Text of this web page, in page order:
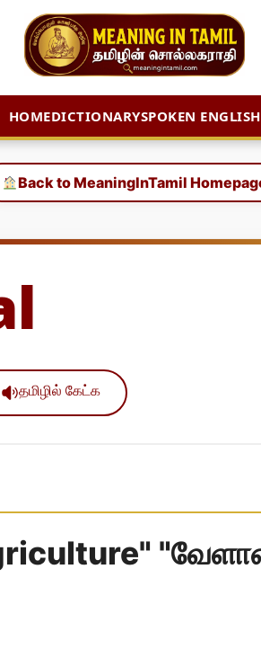
HOMEDICTIONARYSPOKEN ENGLISH
Back to MeaningInTamil
தமிழில் கேட்க